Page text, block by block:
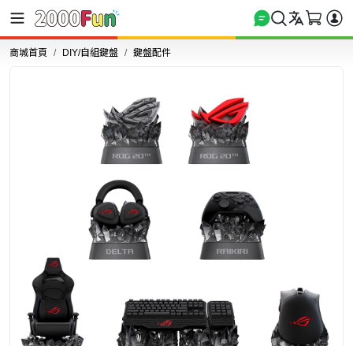
商城首頁 DIY/自組鍵盤 鍵盤配件